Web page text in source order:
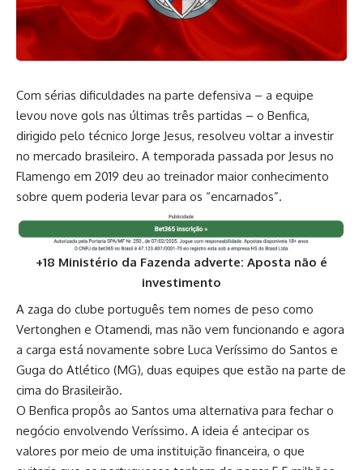
Com sérias dificuldades na parte defensiva – a equipe
levou nove gols nas últimas três partidas – o Benfica,
dirigido pelo técnico Jorge Jesus, resolveu voltar a investir
no mercado brasileiro. A temporada passada por Jesus no
Flamengo em 2019 deu ao treinador maior conhecimento
sobre quem poderia levar para os “encarnados”.
+18 Ministério da Fazenda adverte: Aposta não é
investimento
A zaga do clube português tem nomes de peso como
Vertonghen e Otamendi, mas não vem funcionando e agora
a carga está novamente sobre Luca Veríssimo do Santos e
Guga do Atlético (MG), duas equipes que estão na parte de
cima do Brasileirão.
O Benfica propôs ao Santos uma alternativa para fechar o
negócio envolvendo Veríssimo. A ideia é antecipar os
valores por meio de uma instituição financeira, o que